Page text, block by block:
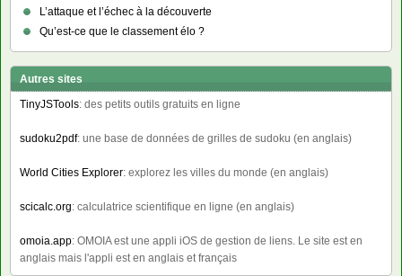
L’attaque et l’échec à la découverte
Qu’est-ce que le classement élo ?
Autres sites
TinyJSTools: des petits outils gratuits en ligne
sudoku2pdf: une base de données de grilles de sudoku (en anglais)
World Cities Explorer: explorez les villes du monde (en anglais)
scicalc.org: calculatrice scientifique en ligne (en anglais)
omoia.app: OMOIA est une appli iOS de gestion de liens. Le site est en
anglais mais l'appli est en anglais et français